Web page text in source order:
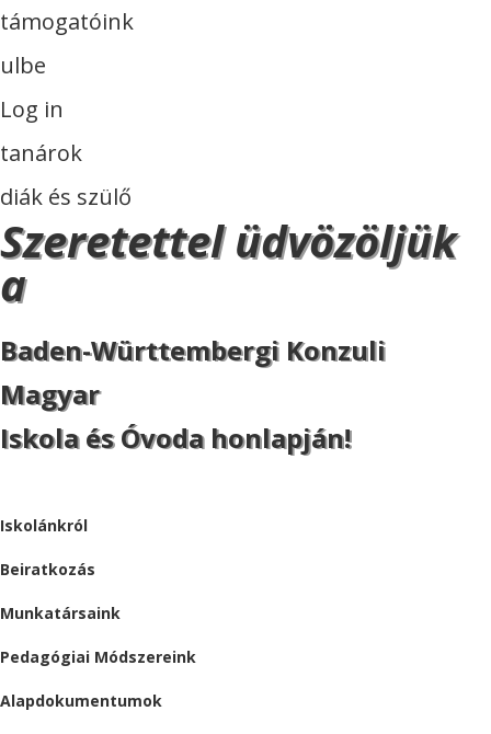
támogatóink
ulbe
Log in
tanárok
diák és szülő
Szeretettel üdvözöljük
a
Baden-Württembergi Konzuli
Magyar
Iskola és Óvoda honlapján!
Iskolánkról
Beiratkozás
Munkatársaink
Pedagógiai Módszereink
Alapdokumentumok